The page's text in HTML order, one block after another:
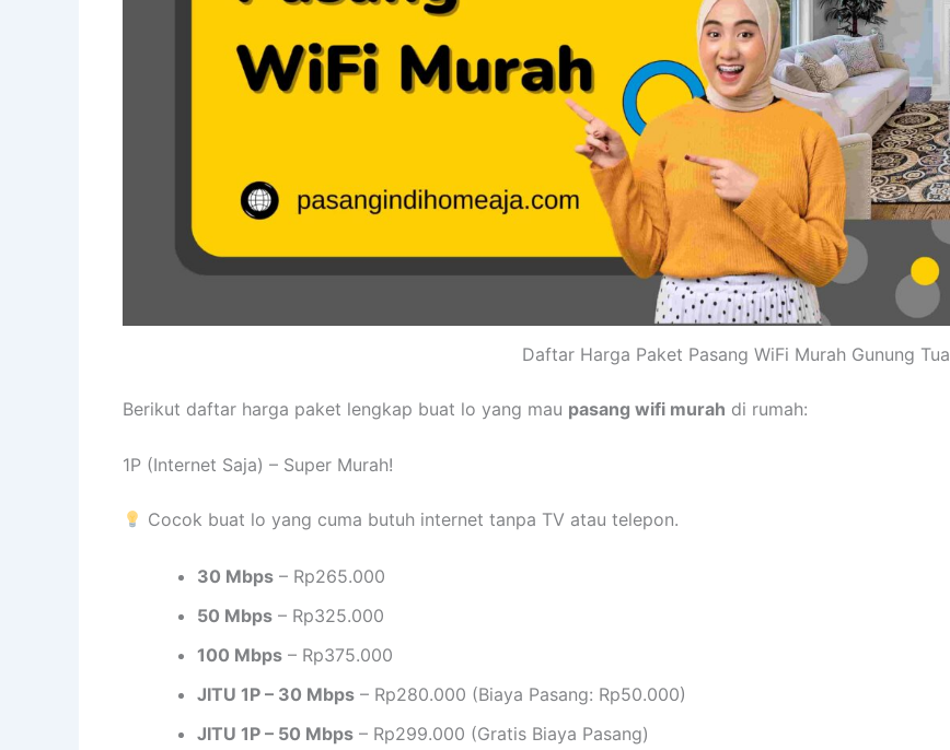
Daftar Harga Paket Pasang WiFi Murah Gunung Tua
Berikut daftar harga paket lengkap buat lo yang mau pasang wifi murah di rumah:
1P (Internet Saja) – Super Murah!
Cocok buat lo yang cuma butuh internet tanpa TV atau telepon.
30 Mbps – Rp265.000
50 Mbps – Rp325.000
100 Mbps – Rp375.000
JITU 1P – 30 Mbps – Rp280.000 (Biaya Pasang: Rp50.000)
JITU 1P – 50 Mbps – Rp299.000 (Gratis Biaya Pasang)